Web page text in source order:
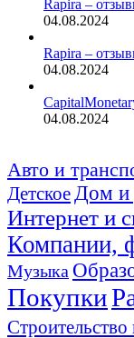
Rapira –
04.08.2024
Rapira –
04.08.2024
04.08.2024
Авто и
Детское Дом и
Интернет и
Компании,
Музыка
Покупки